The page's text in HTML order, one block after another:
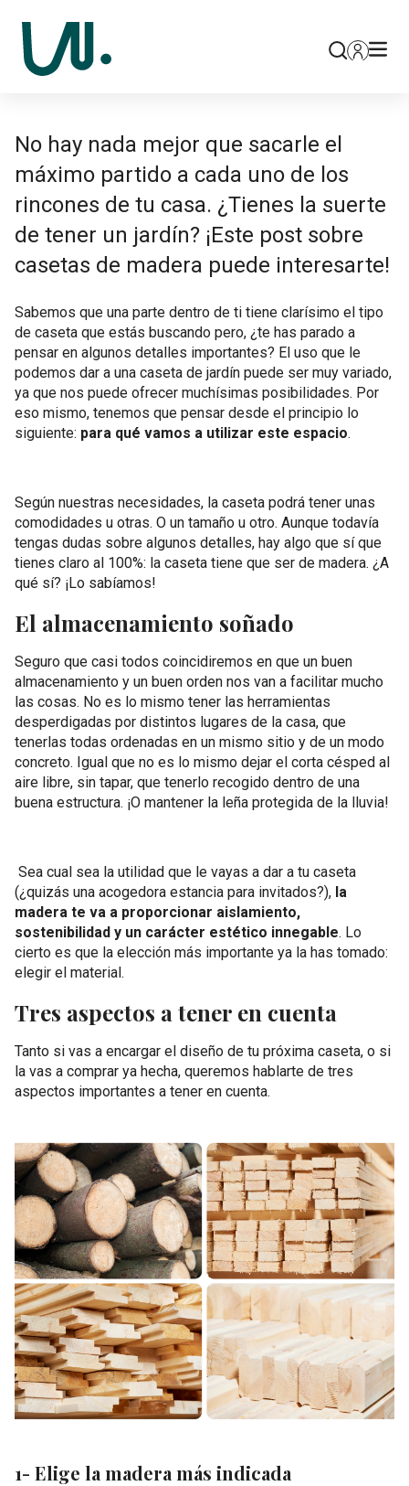
No hay nada mejor que sacarle el
máximo partido a cada uno de los
rincones de tu casa. ¿Tienes la suerte
de tener un jardín? ¡Este post sobre
casetas de madera puede interesarte!
Sabemos que una parte dentro de ti tiene clarísimo el tipo
de caseta que estás buscando pero, ¿te has parado a
pensar en algunos detalles importantes? El uso que le
podemos dar a una caseta de jardín puede ser muy variado,
ya que nos puede ofrecer muchísimas posibilidades. Por
eso mismo, tenemos que pensar desde el principio lo
siguiente: para qué vamos a utilizar este espacio.
Según nuestras necesidades, la caseta podrá tener unas
comodidades u otras. O un tamaño u otro. Aunque todavía
tengas dudas sobre algunos detalles, hay algo que sí que
tienes claro al 100%: la caseta tiene que ser de madera. ¿A
qué sí? ¡Lo sabíamos!
El almacenamiento soñado
Seguro que casi todos coincidiremos en que un buen
almacenamiento y un buen orden nos van a facilitar mucho
las cosas. No es lo mismo tener las herramientas
desperdigadas por distintos lugares de la casa, que
tenerlas todas ordenadas en un mismo sitio y de un modo
concreto. Igual que no es lo mismo dejar el corta césped al
aire libre, sin tapar, que tenerlo recogido dentro de una
buena estructura. ¡O mantener la leña protegida de la lluvia!
Sea cual sea la utilidad que le vayas a dar a tu caseta
(¿quizás una acogedora estancia para invitados?), la
madera te va a proporcionar aislamiento,
sostenibilidad y un carácter estético innegable. Lo
cierto es que la elección más importante ya la has tomado:
elegir el material.
Tres aspectos a tener en cuenta
Tanto si vas a encargar el diseño de tu próxima caseta, o si
la vas a comprar ya hecha, queremos hablarte de tres
aspectos importantes a tener en cuenta.
1- Elige la madera más indicada